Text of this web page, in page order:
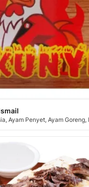
Ayam Penyet, Ayam Goreng,